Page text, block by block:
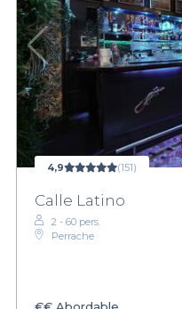
4,9 (151)
Calle Latino
2 - 60 pers.
Perrache
€€ Abordable